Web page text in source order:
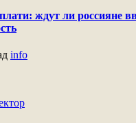
ждут ли россияне
info